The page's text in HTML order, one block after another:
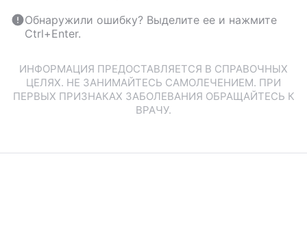
Обнаружили ошибку? Выделите ее и нажмите
Ctrl+Enter.
ИНФОРМАЦИЯ ПРЕДОСТАВЛЯЕТСЯ В СПРАВОЧНЫХ
ЦЕЛЯХ. НЕ ЗАНИМАЙТЕСЬ САМОЛЕЧЕНИЕМ. ПРИ
ПЕРВЫХ ПРИЗНАКАХ ЗАБОЛЕВАНИЯ ОБРАЩАЙТЕСЬ К
ВРАЧУ.